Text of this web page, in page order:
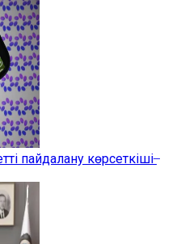
пайдалану көрсеткіші